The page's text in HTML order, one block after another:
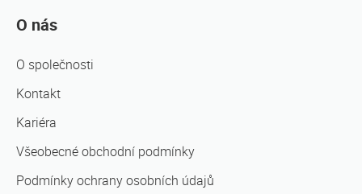
O nás
O společnosti
Kontakt
Kariéra
Všeobecné obchodní podmínky
Podmínky ochrany osobních údajů